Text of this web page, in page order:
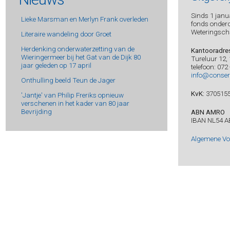
Biezen, Mick van - Zomersplinters
Bijlsma, Rob -Kerken van goud, dominees van hout
Bjørk, Samuel -Munch & Kruger 6 - De laatste ochtend
Bjørk, Samuel -Munch & Krüger 5 - De terugkeer van Mia
Bjørk, Samuel - Munch & Krüger 3 - De jongen in de
sneeuw
Blake, Matthew -Moord in kamer 11
Blake, Matthew -Anna O.
Lieke Marsman en Merlyn Frank overleden
Literaire wandeling door Groet
Herdenking onderwaterzetting van de
Wieringermeer bij het Gat van de Dijk 80
jaar geleden op 17 april
Onthulling beeld Teun de Jager
'Jantje' van Philip Freriks opnieuw
verschenen in het kader van 80 jaar
Bevrijding
Sinds 1
fonds
Tureluur 12,
telefoon: 072
KvK:
ABN AMRO
IBAN NL54
Algemene